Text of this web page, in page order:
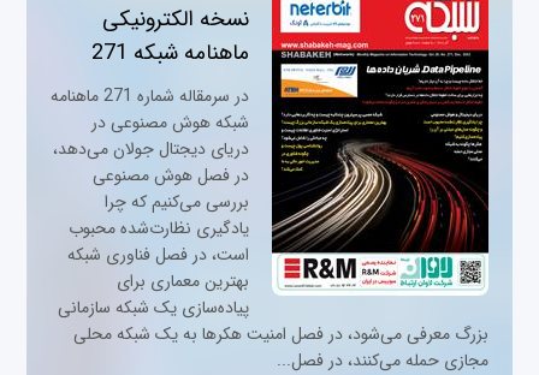
نسخه الکترونیکی
ماهنامه شبکه 271
در سرمقاله شماره 271 ماهنامه
شبکه هوش مصنوعی در
دریای دیجتال جولان می‌دهد،
در فصل هوش مصنوعی
بررسی می‌کنیم که چرا
یادگیری نظارت‌شده محبوب
است، در فصل فناوری شبکه
بهترین معماری برای
پیاده‌سازی یک شبکه سازمانی
بزرگ معرفی می‌شود، در فصل امنیت هکرها به یک شبکه محلی
مجازی حمله می‌کنند، در فصل...